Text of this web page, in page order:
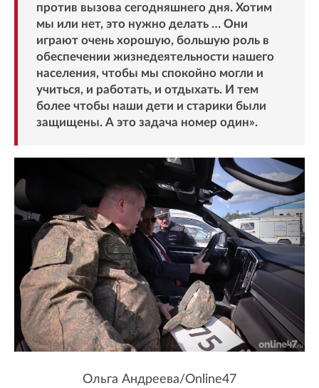
против вызова сегодняшнего дня. Хотим
мы или нет, это нужно делать … Они
играют очень хорошую, большую роль в
обеспечении жизнедеятельности нашего
населения, чтобы мы спокойно могли и
учиться, и работать, и отдыхать. И тем
более чтобы наши дети и старики были
защищены. А это задача номер один».
Ольга Андреева/Online47